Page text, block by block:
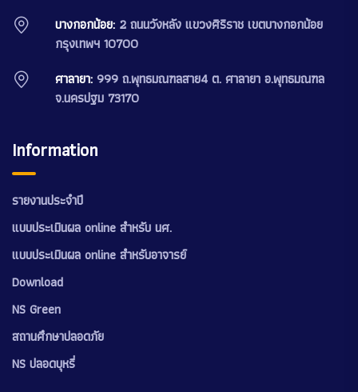
บางกอกน้อย: 2 ถนนวังหลัง แขวงศิริราช เขตบางกอกน้อย
กรุงเทพฯ 10700
ศาลายา: 999 ถ.พุทธมณฑลสาย4 ต. ศาลายา อ.พุทธมณฑล
จ.นครปฐม 73170
Information
รายงานประจำปี
แบบประเมินผล online สำหรับ นศ.
แบบประเมินผล online สำหรับอาจารย์
Download
NS Green
สถานศึกษาปลอดภัย
NS ปลอดบุหรี่